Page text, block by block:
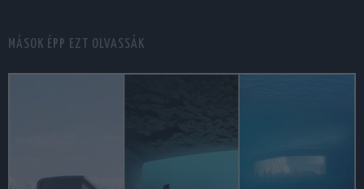
MÁSOK ÉPP EZT OLVASSÁK